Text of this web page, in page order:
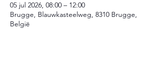
05 jul 2026, 08:00 – 12:00
Brugge, Blauwkasteelweg, 8310 Brugge,
België